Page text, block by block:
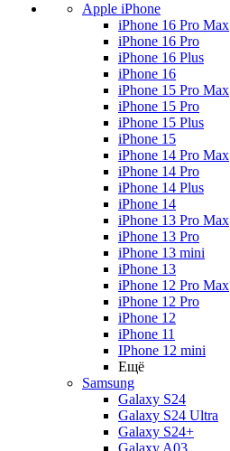
Apple iPhone
iPhone 16 Pro Max
iPhone 16 Pro
iPhone 16 Plus
iPhone 16
iPhone 15 Pro Max
iPhone 15 Pro
iPhone 15 Plus
iPhone 15
iPhone 14 Pro Max
iPhone 14 Pro
iPhone 14 Plus
iPhone 14
iPhone 13 Pro Max
iPhone 13 Pro
iPhone 13 mini
iPhone 13
iPhone 12 Pro Max
iPhone 12 Pro
iPhone 12
iPhone 11
IPhone 12 mini
Ещё
Samsung
Galaxy S24
Galaxy S24 Ultra
Galaxy S24+
Galaxy A03